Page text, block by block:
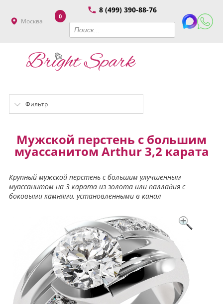
Москва
8 (499) 390-88-76
0
Фильтр
Мужской перстень с большим
муассанитом Arthur 3,2 карата
Крупный мужской перстень с большим улучшенным
муассанитом на 3 карата из золота или палладия с
боковыми камнями, установленными в канал